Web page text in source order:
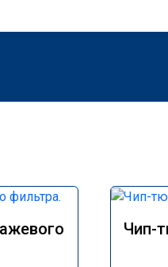
Чип-